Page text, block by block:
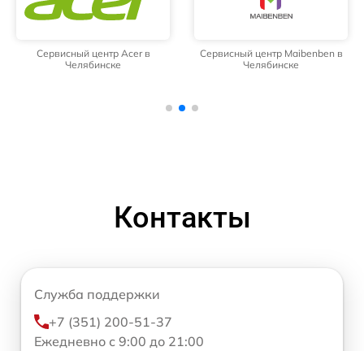
Сервисный центр Acer в
Челябинске
Сервисный центр Maibenben в
Челябинске
Контакты
Служба поддержки
+7 (351) 200-51-37
Ежедневно с 9:00 до 21:00